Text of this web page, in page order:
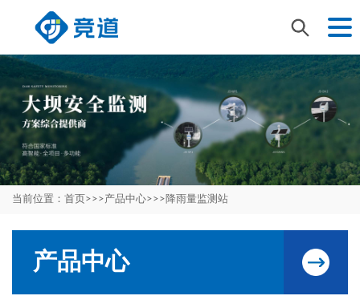
当前位置： 首页 >>>产品中心>>> 降雨量监测站
产品中心